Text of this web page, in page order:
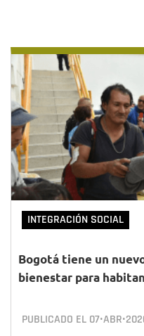
INTEGRACIÓN SOCIAL
Bogotá tiene un
bienestar para
PUBLICADO EL